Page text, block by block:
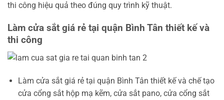
thi công hiệu quả theo đúng quy trình kỹ thuật.
Làm cửa sắt giá rẻ tại quận Bình Tân thiết kế và
thi công
Làm cửa sắt giá rẻ tại quận Bình Tân thiết kế và chế tạo
cửa cổng sắt hộp mạ kẽm, cửa sắt pano, cửa cổng sắt